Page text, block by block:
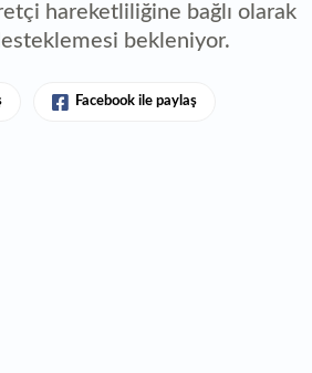
hareketliliğine bağlı olarak
bekleniyor.
Facebook ile paylaş